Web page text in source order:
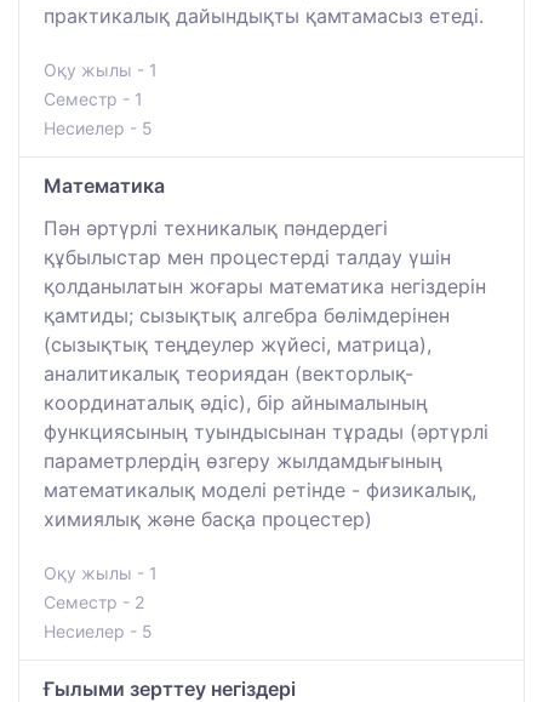
практикалық дайындықты қамтамасыз етеді.
Оқу жылы - 1
Семестр - 1
Несиелер - 5
Математика
Пән әртүрлі техникалық пәндердегі
құбылыстар мен процестерді талдау үшін
қолданылатын жоғары математика негіздерін
қамтиды; сызықтық алгебра бөлімдерінен
(сызықтық теңдеулер жүйесі, матрица),
аналитикалық теориядан (векторлық-
координаталық әдіс), бір айнымалының
функциясының туындысынан тұрады (әртүрлі
параметрлердің өзгеру жылдамдығының
математикалық моделі ретінде - физикалық,
химиялық және басқа процестер)
Оқу жылы - 1
Семестр - 2
Несиелер - 5
Ғылыми зерттеу негіздері